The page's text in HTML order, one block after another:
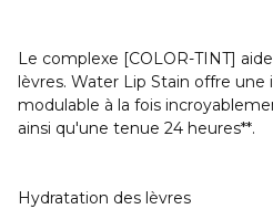
Le complexe [COLOR-TINT]
lèvres. Water Lip Stain offre
modulable à la fois
ainsi qu'une tenue 24 heures**.
Hydratation des lèvres